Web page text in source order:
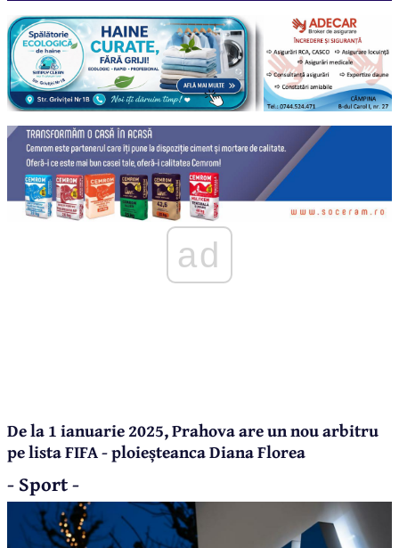
ad
De la 1 ianuarie 2025, Prahova are un nou arbitru
pe lista FIFA - ploieșteanca Diana Florea
- Sport -